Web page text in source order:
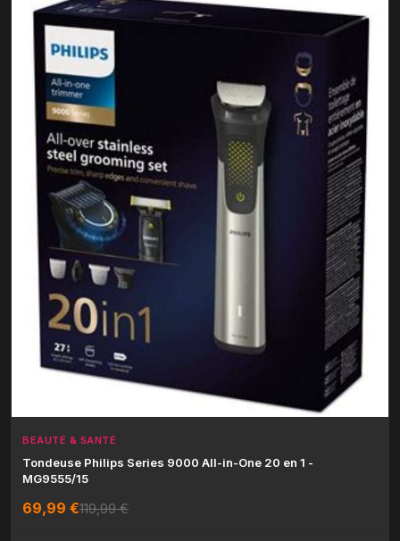
BEAUTÉ & SANTÉ
Tondeuse Philips Series 9000 All-in-One 20 en 1 -
MG9555/15
69,99 €119,99 €